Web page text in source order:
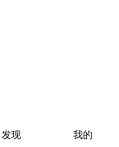
发现 我的